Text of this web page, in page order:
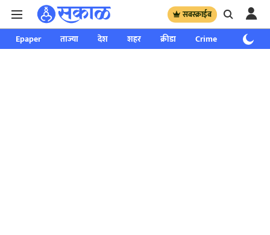
सबस्क्राईब
Epaper ताज्या देश शहर क्रीडा Crime साप्ताहिक